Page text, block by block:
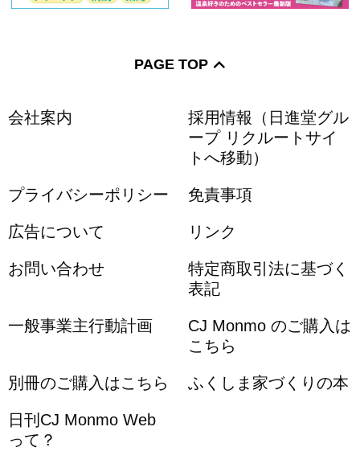
PAGE TOP
会社案内
採用情報（日進堂グル
ープ リクルートサイ
トへ移動）
プライバシーポリシー 免責事項
広告について リンク
お問い合わせ
特定商取引法に基づく
表記
一般事業主行動計画
CJ Monmo のご購入は
こちら
別冊のご購入はこちら ふくしま家づくりの本
日刊CJ Monmo Web
って？